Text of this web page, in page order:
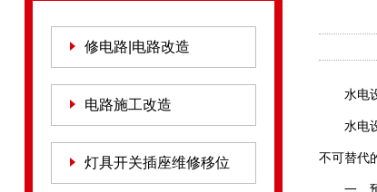
修电路|电路改造
电路施工改造
灯具开关插座维修移位
水电
水电
不可替代